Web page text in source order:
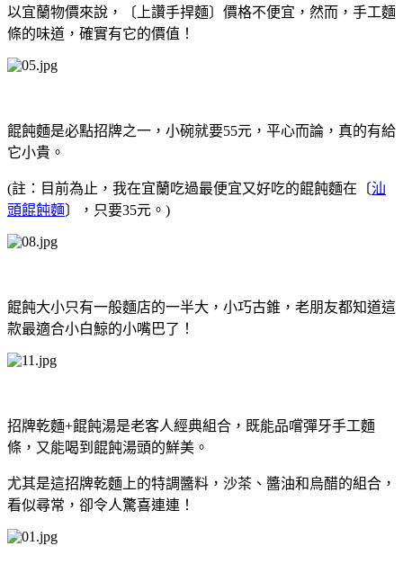
以宜蘭物價來說，〔上讚手捍麵〕價格不便宜，然而，手工麵
條的味道，確實有它的價值！
餛飩麵是必點招牌之一，小碗就要55元，平心而論，真的有給
它小貴。
(註：目前為止，我在宜蘭吃過最便宜又好吃的餛飩麵在〔汕
頭餛飩麵〕，只要35元。)
餛飩大小只有一般麵店的一半大，小巧古錐，老朋友都知道這
款最適合小白鯨的小嘴巴了！
招牌乾麵+餛飩湯是老客人經典組合，既能品嚐彈牙手工麵
條，又能喝到餛飩湯頭的鮮美。
尤其是這招牌乾麵上的特調醬料，沙茶、醬油和烏醋的組合，
看似尋常，卻令人驚喜連連！